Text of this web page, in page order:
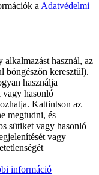
a Adatvédelmi
használ, az
böngészőn keresztül).
használja
vagy hasonló
Kattintson az
megtudni, és
sütiket vagy hasonló
vagy
információ